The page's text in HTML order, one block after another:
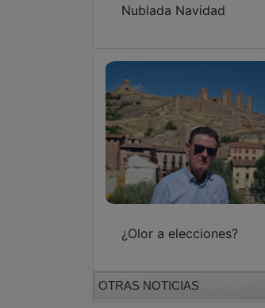
Nublada Navidad
¿Olor a elecciones?
OTRAS NOTICIAS